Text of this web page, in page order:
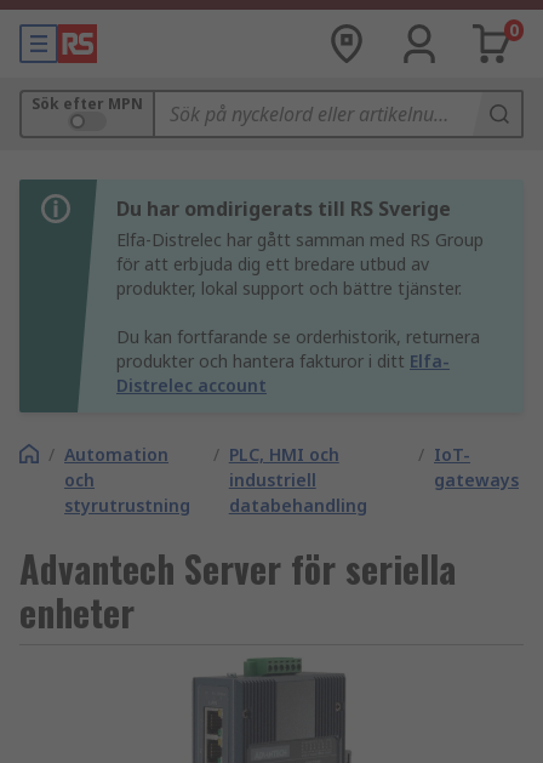
0
Sök efter MPN
Du har omdirigerats till RS Sverige
Elfa-Distrelec har gått samman med RS Group
för att erbjuda dig ett bredare utbud av
produkter, lokal support och bättre tjänster.
Du kan fortfarande se orderhistorik, returnera
produkter och hantera fakturor i ditt Elfa-
Distrelec account
/ Automation
och
styrutrustning
/ PLC, HMI och
industriell
databehandling
/ IoT-
gateways
Advantech Server för seriella
enheter